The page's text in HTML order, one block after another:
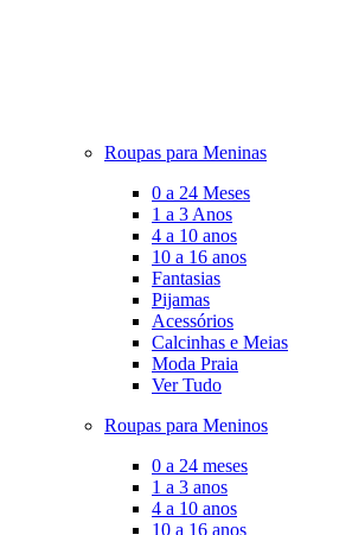
Roupas para Meninas
0 a 24 Meses
1 a 3 Anos
4 a 10 anos
10 a 16 anos
Fantasias
Pijamas
Acessórios
Calcinhas e Meias
Moda Praia
Ver Tudo
Roupas para Meninos
0 a 24 meses
1 a 3 anos
4 a 10 anos
10 a 16 anos